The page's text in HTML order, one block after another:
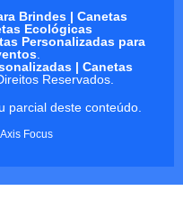
Brindes | Canetas
Ecológicas
Personalizadas para
.
| Canetas
Reservados.
parcial deste conteúdo.
Axis Focus